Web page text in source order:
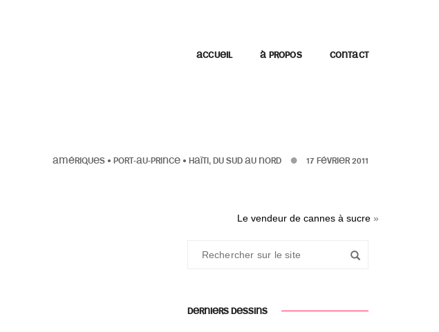
ACCUEIL À PROPOS CONTACT
AMÉRIQUES • PORT-AU-PRINCE • HAÏTI, DU SUD AU NORD 17 FÉVRIER 2011
Le vendeur de cannes à sucre »
DERNIERS DESSINS